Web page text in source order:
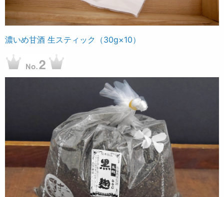
濃いめ甘酒 生スティック（30g×10）